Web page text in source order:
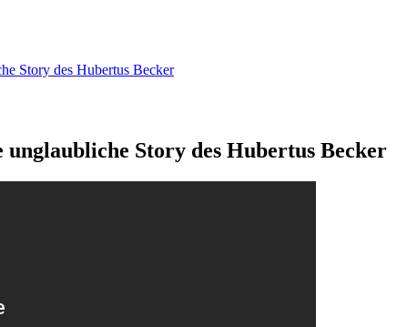
Story des Hubertus Becker
Story des Hubertus Becker